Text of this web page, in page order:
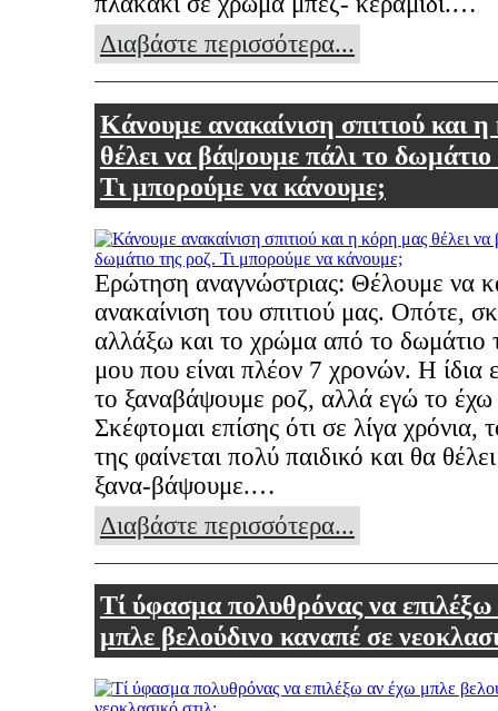
Διαβάστε περισσότερα...
Κάνουμε ανακαίνιση σπιτιού και
θέλει να βάψουμε πάλι το δωμάτιο
Τι μπορούμε να κάνουμε;
Ερώτηση αναγνώστριας: Θέλουμε να
ανακαίνιση του σπιτιού μας. Οπότε,
αλλάξω και το χρώμα από το δωμάτιο
μου που είναι πλέον 7 χρονών. Η ίδια
το ξαναβάψουμε ροζ, αλλά εγώ το έχω
Σκέφτομαι επίσης ότι σε λίγα χρόνια,
της φαίνεται πολύ παιδικό και θα
ξανα-βάψουμε.…
Διαβάστε περισσότερα...
Τί ύφασμα πολυθρόνας να
μπλε βελούδινο καναπέ σε